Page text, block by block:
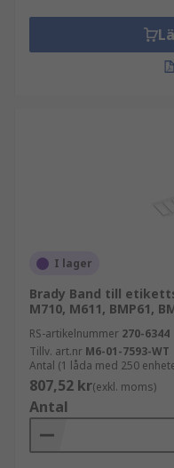
I lager
Brady Band till
M710, M611, BMP61,
RS-artikelnummer 270-6344
Tillv. art.nr M6-01-7593-WT
Antal (1 låda med 250
807,52 kr(exkl. moms)
Antal